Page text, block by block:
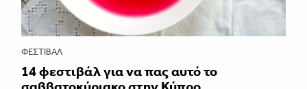
ΦΕΣΤΙΒΑΛ
14 φεστιβάλ για να πας αυτό το